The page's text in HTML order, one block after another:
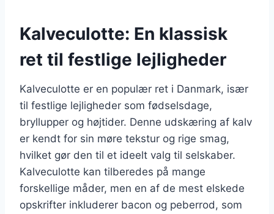
Kalveculotte: En klassisk
ret til festlige lejligheder
Kalveculotte er en populær ret i Danmark, især
til festlige lejligheder som fødselsdage,
bryllupper og højtider. Denne udskæring af kalv
er kendt for sin møre tekstur og rige smag,
hvilket gør den til et ideelt valg til selskaber.
Kalveculotte kan tilberedes på mange
forskellige måder, men en af de mest elskede
opskrifter inkluderer bacon og peberrod, som